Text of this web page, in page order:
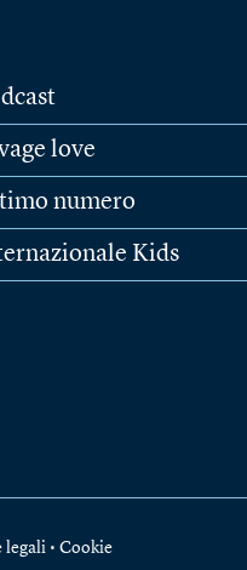
love
numero
Kids
legali • Cookie